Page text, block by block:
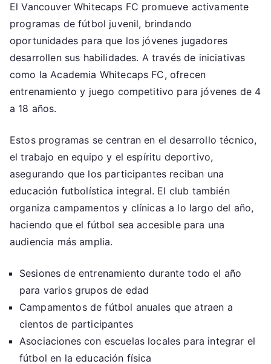
El Vancouver Whitecaps FC promueve activamente
programas de fútbol juvenil, brindando
oportunidades para que los jóvenes jugadores
desarrollen sus habilidades. A través de iniciativas
como la Academia Whitecaps FC, ofrecen
entrenamiento y juego competitivo para jóvenes de 4
a 18 años.
Estos programas se centran en el desarrollo técnico,
el trabajo en equipo y el espíritu deportivo,
asegurando que los participantes reciban una
educación futbolística integral. El club también
organiza campamentos y clínicas a lo largo del año,
haciendo que el fútbol sea accesible para una
audiencia más amplia.
Sesiones de entrenamiento durante todo el año
para varios grupos de edad
Campamentos de fútbol anuales que atraen a
cientos de participantes
Asociaciones con escuelas locales para integrar el
fútbol en la educación física